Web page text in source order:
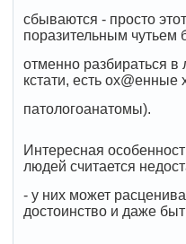
сбываются - просто
поразительным чутьем
отменно разбираться
кстати, есть ох@енные
патологоанатомы).
Интересная
людей считается
- у них может
достоинство и даже